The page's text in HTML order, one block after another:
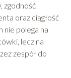
zgodność
oraz ciągłość
polega na
lecz na
zespół do